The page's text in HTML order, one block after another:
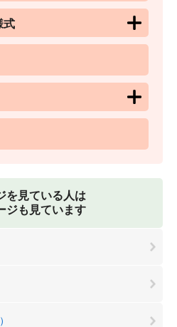
式
を見ている人は
ジも見ています